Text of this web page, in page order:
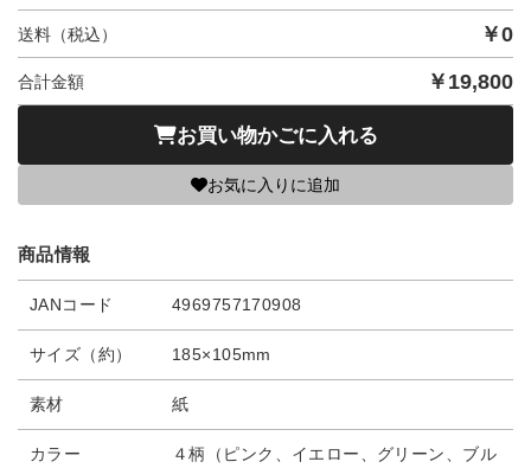
送料（税込） ￥0
合計金額 ￥ 19,800
お買い物かごに入れる
お気に入りに追加
商品情報
JANコード 4969757170908
サイズ（約） 185×105mm
素材 紙
カラー
４柄（ピンク、イエロー、グリーン、ブル